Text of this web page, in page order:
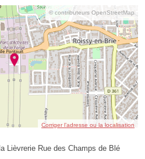
© contributeurs OpenStreetMap
Corriger l’adresse ou la localisation
Lièvrerie Rue des Champs de Blé